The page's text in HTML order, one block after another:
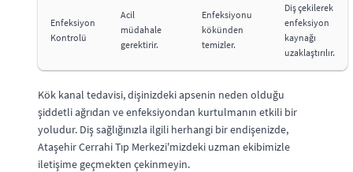
Enfeksiyon
Kontrolü
Acil
müdahale
gerektirir.
Enfeksiyonu
kökünden
temizler.
Diş çekilerek
enfeksiyon
kaynağı
uzaklaştırılır.
Kök kanal tedavisi, dişinizdeki apsenin neden olduğu
şiddetli ağrıdan ve enfeksiyondan kurtulmanın etkili bir
yoludur. Diş sağlığınızla ilgili herhangi bir endişenizde,
Ataşehir Cerrahi Tıp Merkezi'mizdeki uzman ekibimizle
iletişime geçmekten çekinmeyin.